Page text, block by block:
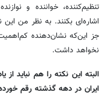
تنظیم‌کننده، خواننده و
اشاره‌ای بکنند. به نظر من
جز این‌که نشان‌دهنده
نخواهد داشت.
البته این نکته را هم نباید از
ایران در دهه گذشته رقم